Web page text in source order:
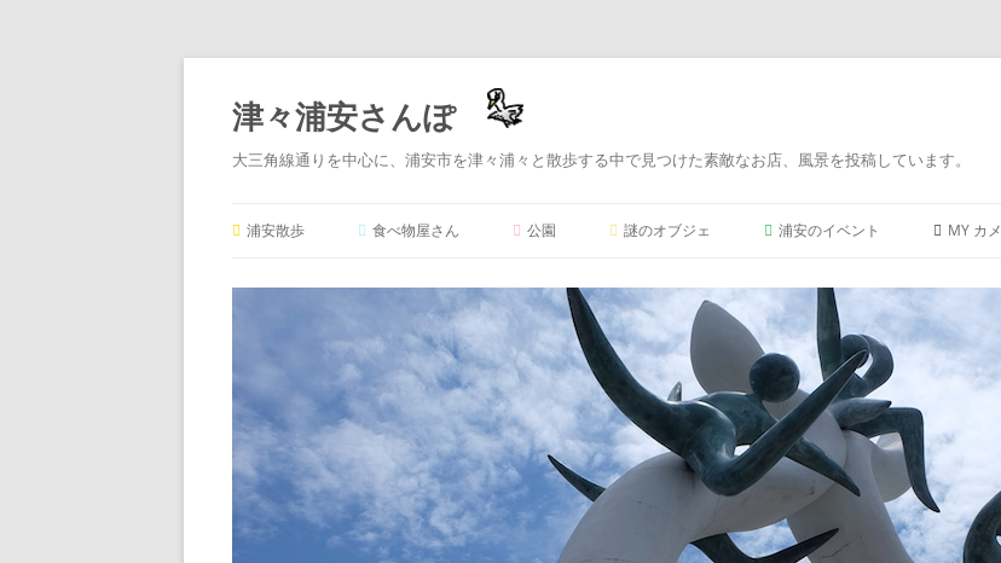
津々浦安さんぽ
大三角線通りを中心に、浦安市を津々浦々と散歩する中で見つけた素敵なお店、風景を投稿しています。
ン
テ
へ
ス
キ
ッ
プ
浦安散歩 食べ物屋さん
定食屋さん
ラーメン屋さん
パン屋さん
ケーキ屋さん
とんかつ屋さん
公園 謎のオブジェ 浦安のイベント MY カ